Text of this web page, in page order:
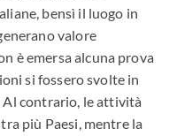
bensì il luogo in
valore
è emersa alcuna prova
si fossero svolte in
Al contrario, le attività
più Paesi, mentre la